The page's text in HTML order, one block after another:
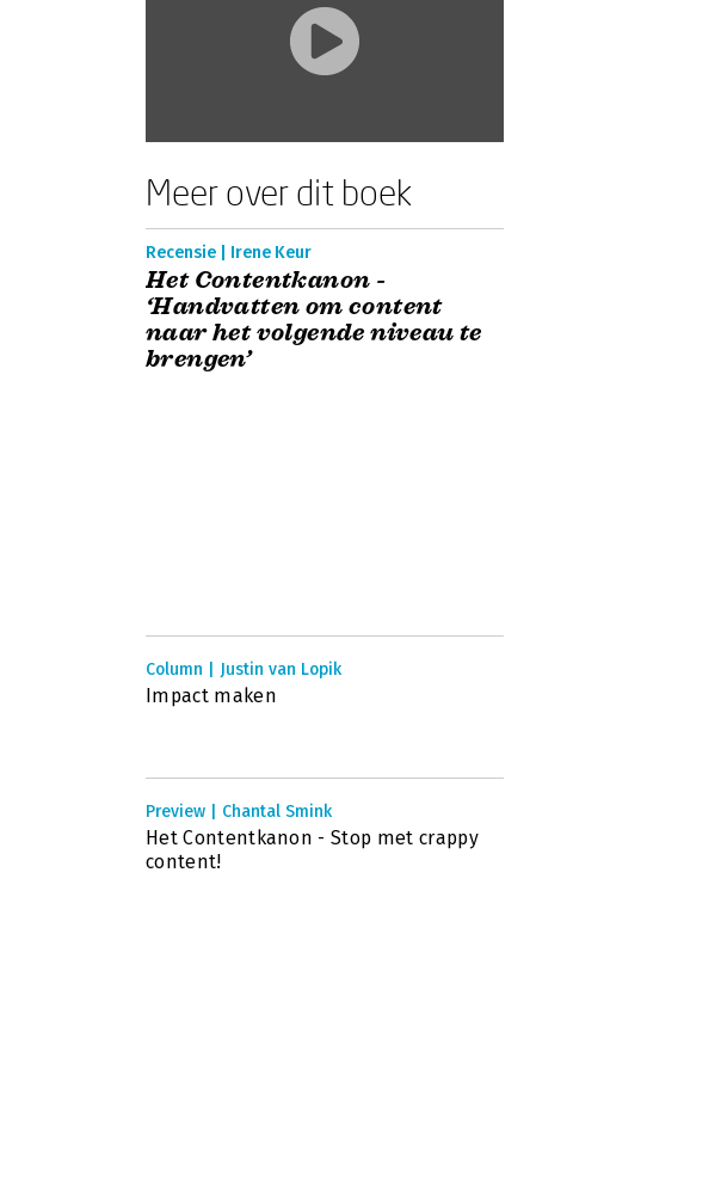
Meer over dit boek
Recensie | Irene Keur
Het Contentkanon -
‘Handvatten om content
naar het volgende niveau te
brengen’
Column | Justin van Lopik
Impact maken
Preview | Chantal Smink
Het Contentkanon - Stop met crappy
content!